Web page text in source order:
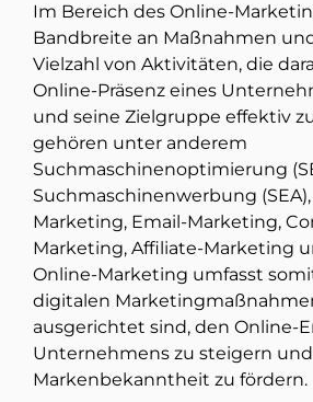
Im Bereich des Online-
Bandbreite an Maßnahmen
Vielzahl von Aktivitäten, die
Online-Präsenz eines
und seine Zielgruppe effektiv
gehören unter anderem
Suchmaschinenoptimierung
Suchmaschinenwerbung (SEA),
Marketing, Email-Marketing,
Marketing, Affiliate-Marketing
Online-Marketing umfasst
digitalen
ausgerichtet sind, den Online-
Unternehmens zu steigern
Markenbekanntheit zu fördern.